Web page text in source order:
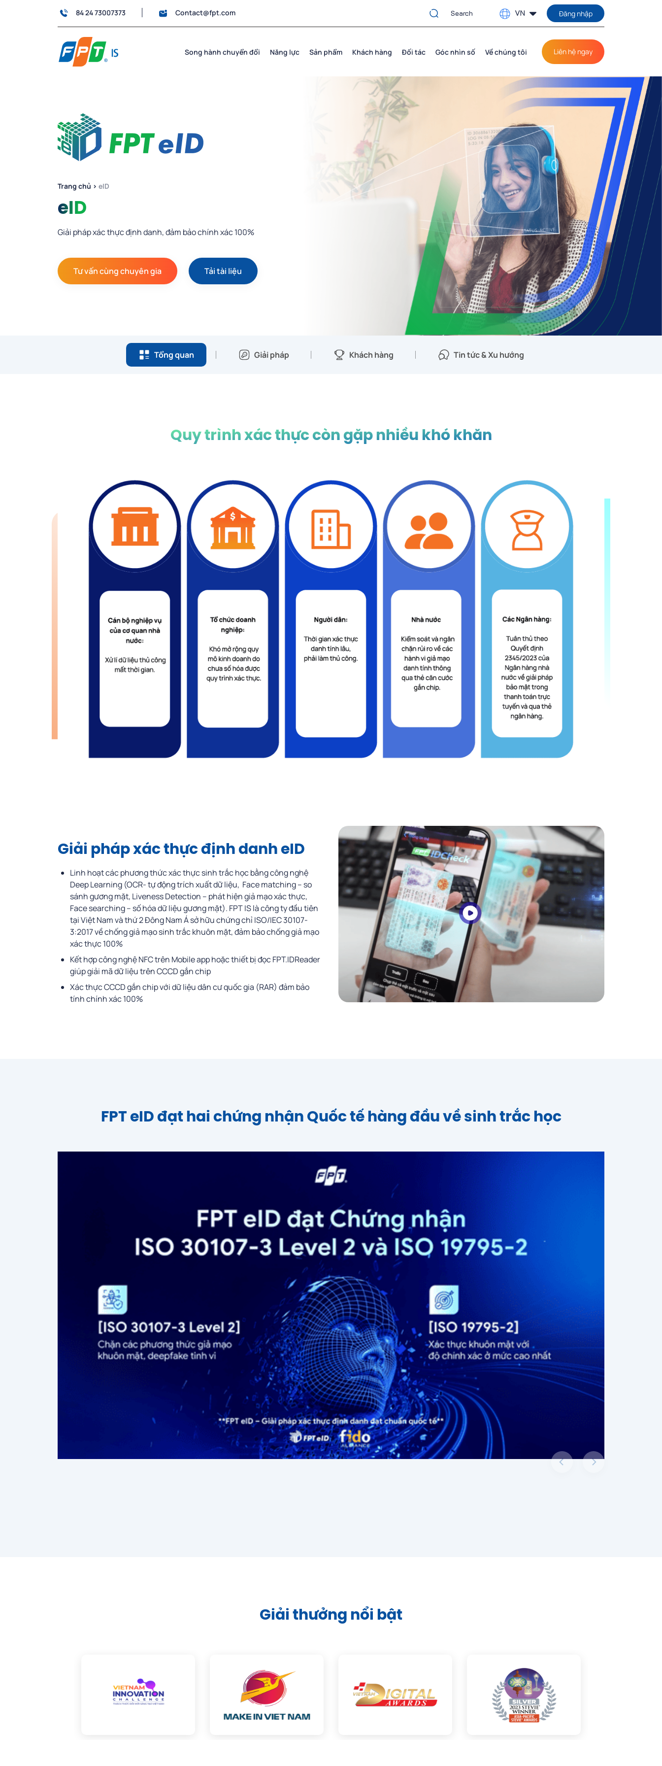
84 24 73007373 Contact@fpt.com VN Đăng nhập
Song hành chuyển đổi Năng lực Sản phẩm Khách hàng Đối tác Góc nhìn số Về chúng tôi Liên hệ ngay
Trang chủ › eID
eID
Giải pháp xác thực định danh, đảm bảo chính xác 100%
Tư vấn cùng chuyên gia Tải tài liệu
Tổng quan Giải pháp Khách hàng Tin tức & Xu hướng
Quy trình xác thực còn gặp nhiều khó khăn
Giải pháp xác thực định danh eID
Linh hoạt các phương thức xác thực sinh trắc học bằng công nghệ
Deep Learning (OCR- tự động trích xuất dữ liệu, Face matching – so
sánh gương mặt, Liveness Detection – phát hiện giả mạo xác thực,
Face searching – số hóa dữ liệu gương mặt). FPT IS là công ty đầu tiên
tại Việt Nam và thứ 2 Đông Nam Á sở hữu chứng chỉ ISO/IEC 30107-
3:2017 về chống giả mạo sinh trắc khuôn mặt, đảm bảo chống giả mạo
xác thực 100%
Kết hợp công nghệ NFC trên Mobile app hoặc thiết bị đọc FPT.IDReader
giúp giải mã dữ liệu trên CCCD gắn chip
Xác thực CCCD gắn chip với dữ liệu dân cư quốc gia (RAR) đảm bảo
tính chính xác 100%
FPT eID đạt hai chứng nhận Quốc tế hàng đầu về sinh trắc học
Giải thưởng nổi bật